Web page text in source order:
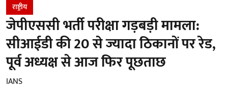
राष्ट्रीय
जेपीएससी भर्ती परीक्षा गड़बड़ी मामला:
सीआईडी की 20 से ज्यादा ठिकानों पर रेड,
पूर्व अध्यक्ष से आज फिर पूछताछ
IANS